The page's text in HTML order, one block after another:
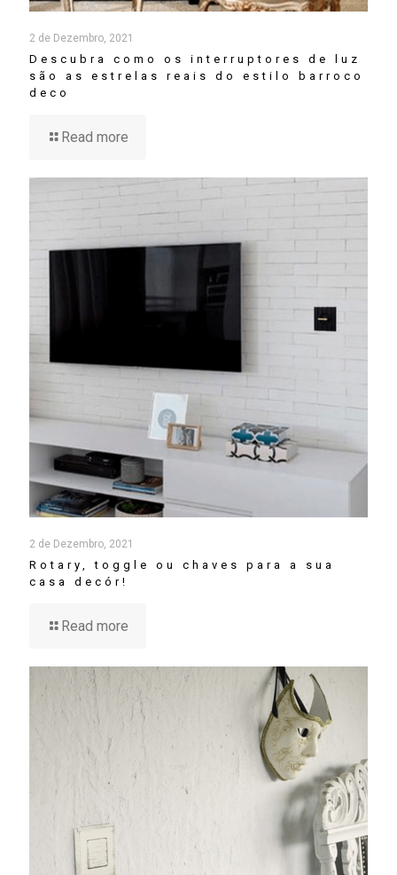
2 de Dezembro, 2021
Descubra como os interruptores de luz
são as estrelas reais do estilo barroco
deco
Read more
2 de Dezembro, 2021
Rotary, toggle ou chaves para a sua
casa decór!
Read more